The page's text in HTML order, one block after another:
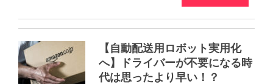
【自動配送用ロボット実用化
へ】ドライバーが不要になる時
代は思ったより早い！？